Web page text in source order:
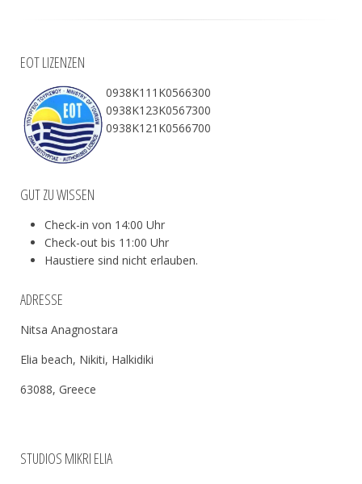
EOT LIZENZEN
0938Κ111Κ0566300
0938Κ123Κ0567300
0938Κ121Κ0566700
GUT ZU WISSEN
Check-in von 14:00 Uhr
Check-out bis 11:00 Uhr
Haustiere sind nicht erlauben.
ADRESSE
Nitsa Anagnostara
Elia beach, Nikiti, Halkidiki
63088, Greece
STUDIOS MIKRI ELIA